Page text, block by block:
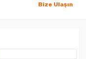
Bize Ulaşın